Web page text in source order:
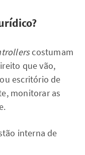
costumam
que vão,
escritório de
monitorar as
interna de